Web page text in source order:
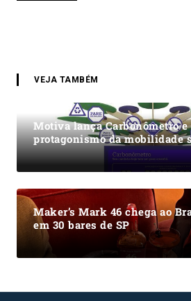
VEJA TAMBÉM
Motiva lança Carbonômetro e
protagonismo da mobilidade
Maker’s Mark 46 chega ao
em 30 bares de SP